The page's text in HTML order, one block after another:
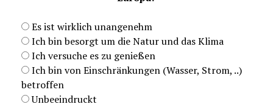
Es ist wirklich unangenehm
Ich bin besorgt um die Natur und das Klima
Ich versuche es zu genießen
Ich bin von Einschränkungen (Wasser, Strom, ..)
betroffen
Unbeeindruckt